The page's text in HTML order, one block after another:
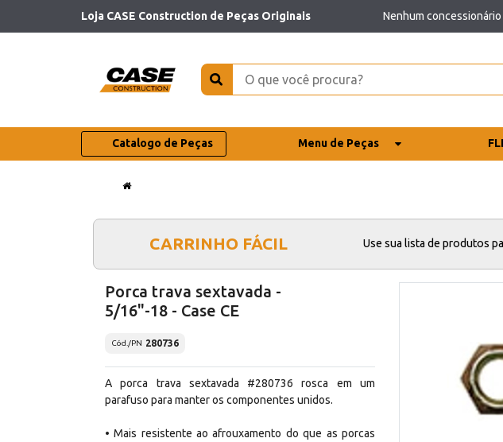
Loja CASE Construction de Peças Originais Nenhum
Catalogo de Peças Menu de Peças
CARRINHO FÁCIL Use sua lista de produtos
Porca trava sextavada -
5/16"-18 - Case CE
Cód./PN 280736
A porca trava sextavada #280736 rosca em um
parafuso para manter os componentes unidos.
• Mais resistente ao afrouxamento do que as porcas